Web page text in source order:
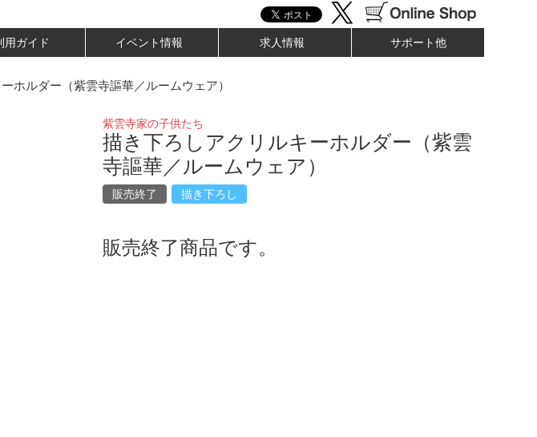
用ガイド イベント情報 求人情報 サポート他
ルダー（紫雲寺謳華／ルームウェア）
紫雲寺家の子供たち
描き下ろしアクリルキーホルダー（紫雲
寺謳華／ルームウェア）
販売終了 描き下ろし
販売終了商品です。